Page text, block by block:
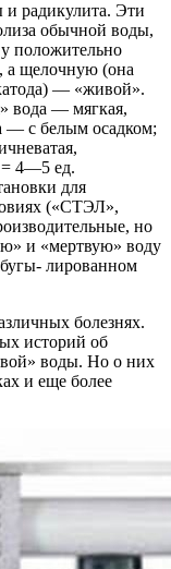
радикулита. Эти
обычной воды,
положительно
а щелочную (она
— «живой».
вода — мягкая,
— с бе­лым осадком;
= 4—5 ед.
для
(«СТЭЛ»,
но
и «мертвую» воду
бугы- лированном
болезнях.
историй об
воды. Но о них
и еще более